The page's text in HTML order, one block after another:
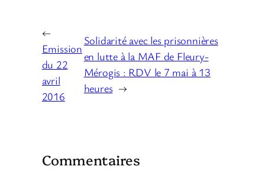
←
Emission
du 22
avril
2016
Solidarité avec les prisonnières
en lutte à la MAF de Fleury-
Mérogis : RDV le 7 mai à 13
heures →
Commentaires